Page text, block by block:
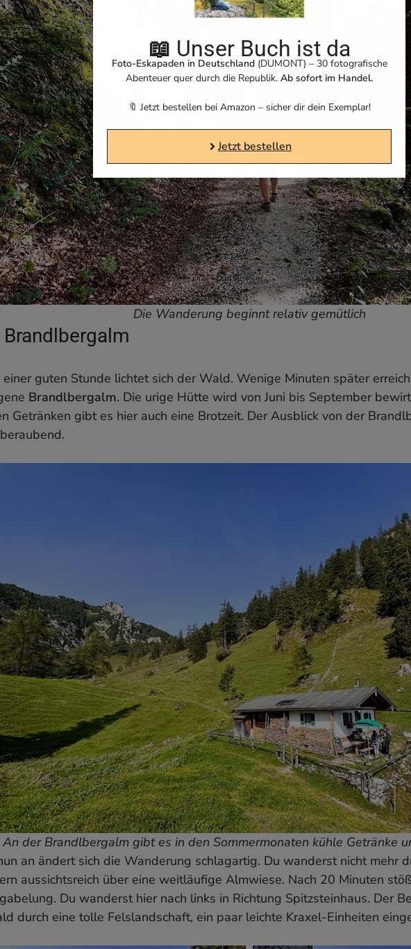
Die Wanderung beginnt relativ gemütlich
Brandlbergalm
einer guten Stunde lichtet sich der Wald. Wenige Minuten später
Brandlbergalm. Die urige Hütte wird von Juni bis September
Getränken gibt es hier auch eine Brotzeit. Der Ausblick von der
An der Brandlbergalm gibt es in den Sommermonaten kühle Getränke
an ändert sich die Wanderung schlagartig. Du wanderst nicht mehr
aussichtsreich über eine weitläufige Almwiese. Nach 20 Minuten
Du wanderst hier nach links in Richtung Spitzsteinhaus. Der
durch eine tolle Felslandschaft, ein paar leichte Kraxel-Einheiten
📖 Unser Buch ist da
Foto-Eskapaden in Deutschland(DUMONT) – 30 fotografische
Abenteuer quer durch die Republik. Ab sofort im Handel.
🔖 Jetzt bestellen bei Amazon – sicher dir dein Exemplar!
Jetzt bestellen